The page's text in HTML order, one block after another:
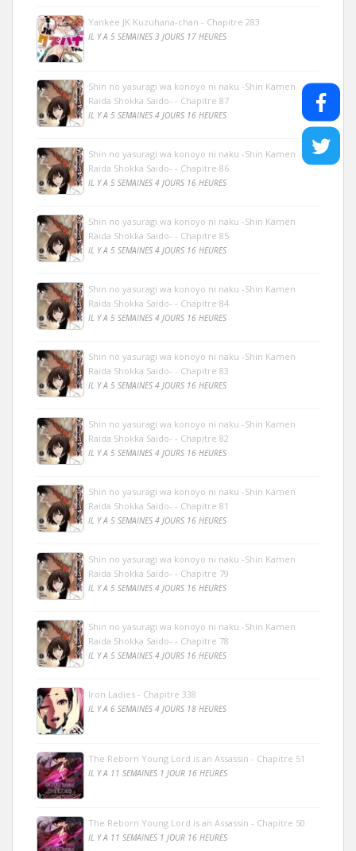
Yankee JK Kuzuhana-chan - Chapitre 283
IL Y A 5 SEMAINES 3 JOURS 17 HEURES
Shin no yasuragi wa konoyo ni naku -Shin Kamen
Raida Shokka Saido- - Chapitre 87
IL Y A 5 SEMAINES 4 JOURS 16 HEURES
Shin no yasuragi wa konoyo ni naku -Shin Kamen
Raida Shokka Saido- - Chapitre 86
IL Y A 5 SEMAINES 4 JOURS 16 HEURES
Shin no yasuragi wa konoyo ni naku -Shin Kamen
Raida Shokka Saido- - Chapitre 85
IL Y A 5 SEMAINES 4 JOURS 16 HEURES
Shin no yasuragi wa konoyo ni naku -Shin Kamen
Raida Shokka Saido- - Chapitre 84
IL Y A 5 SEMAINES 4 JOURS 16 HEURES
Shin no yasuragi wa konoyo ni naku -Shin Kamen
Raida Shokka Saido- - Chapitre 83
IL Y A 5 SEMAINES 4 JOURS 16 HEURES
Shin no yasuragi wa konoyo ni naku -Shin Kamen
Raida Shokka Saido- - Chapitre 82
IL Y A 5 SEMAINES 4 JOURS 16 HEURES
Shin no yasuragi wa konoyo ni naku -Shin Kamen
Raida Shokka Saido- - Chapitre 81
IL Y A 5 SEMAINES 4 JOURS 16 HEURES
Shin no yasuragi wa konoyo ni naku -Shin Kamen
Raida Shokka Saido- - Chapitre 79
IL Y A 5 SEMAINES 4 JOURS 16 HEURES
Shin no yasuragi wa konoyo ni naku -Shin Kamen
Raida Shokka Saido- - Chapitre 78
IL Y A 5 SEMAINES 4 JOURS 16 HEURES
Iron Ladies - Chapitre 338
IL Y A 6 SEMAINES 4 JOURS 18 HEURES
The Reborn Young Lord is an Assassin - Chapitre 51
IL Y A 11 SEMAINES 1 JOUR 16 HEURES
The Reborn Young Lord is an Assassin - Chapitre 50
IL Y A 11 SEMAINES 1 JOUR 16 HEURES